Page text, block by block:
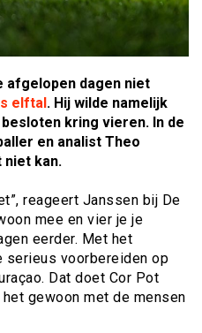
afgelopen dagen niet
elftal . Hij wilde namelijk
kring vieren. In de
en analist Theo
niet kan.
reageert Janssen bij De
mee en vier je je
eerder. Met het
serieus voorbereiden op
Dat doet Cor Pot
gewoon met de mensen